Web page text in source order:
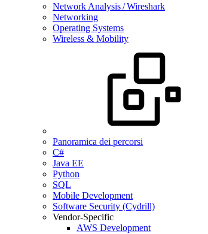
Network Analysis / Wireshark
Networking
Operating Systems
Wireless & Mobility
Panoramica dei percorsi
C#
Java EE
Python
SQL
Mobile Development
Software Security (Cydrill)
Vendor-Specific
AWS Development